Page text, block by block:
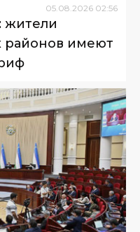
05 08 2026 02:56
жители
районов имеют